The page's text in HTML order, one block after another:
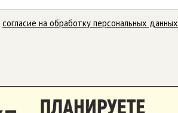
согласие на обработку персональных данных